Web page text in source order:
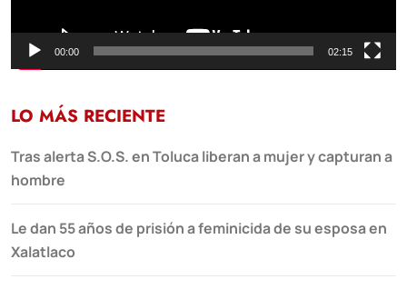
00:00 02:15
LO MÁS RECIENTE
Tras alerta S.O.S. en Toluca liberan a mujer y capturan a
hombre
Le dan 55 años de prisión a feminicida de su esposa en
Xalatlaco